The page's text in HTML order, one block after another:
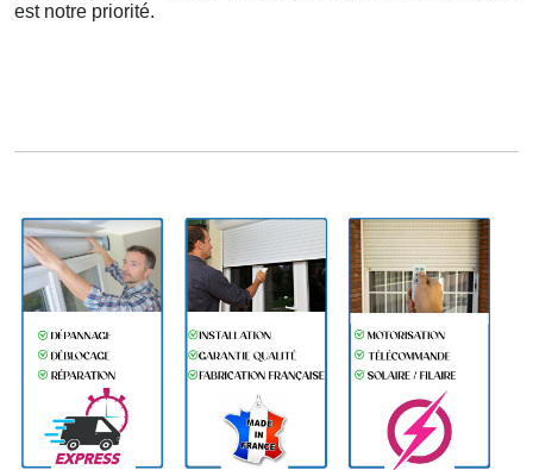
est notre priorité.